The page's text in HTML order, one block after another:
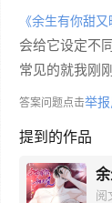
《余生有你甜又
会给它设定不
常见的就我刚
答案问题点击举
提到的作品
阅